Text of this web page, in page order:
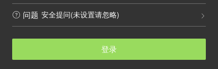
 问题 
安全提问(未设置请忽略)
登录